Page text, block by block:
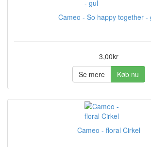
Cameo - So happy together -
3,00kr
Se mere
Køb nu
Cameo - floral Cirkel